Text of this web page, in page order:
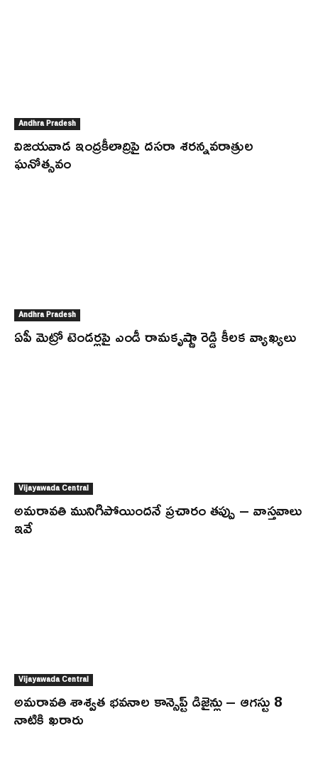
Andhra Pradesh
విజయవాడ ఇంద్రకీలాద్రిపై దసరా శరన్నవరాత్రుల
ఘనోత్సవం
Andhra Pradesh
ఏపీ మెట్రో టెండర్లపై ఎండీ రామకృష్ణా రెడ్డి కీలక వ్యాఖ్యలు
Vijayawada Central
అమరావతి మునిగిపోయిందనే ప్రచారం తప్పు – వాస్తవాలు
ఇవే
Vijayawada Central
అమరావతి శాశ్వత భవనాల కాన్సెప్ట్ డిజైన్లు – ఆగస్టు 8
నాటికి ఖరారు